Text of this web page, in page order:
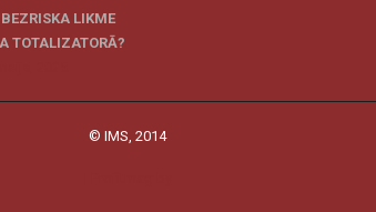
LIKME
TOTALIZATORĀ?
© IMS, 2014